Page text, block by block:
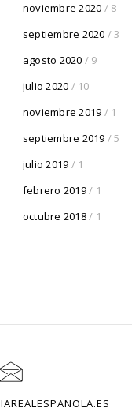
noviembre 2020 / 8
septiembre 2020 / 3
agosto 2020 / 9
julio 2020 / 10
noviembre 2019 / 1
septiembre 2019 / 5
julio 2019 / 1
febrero 2019/ 1
octubre 2018/ 1